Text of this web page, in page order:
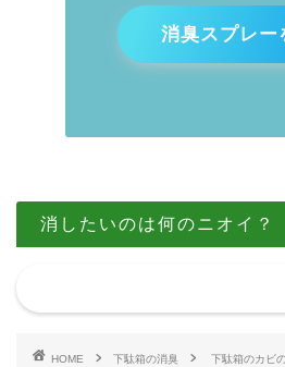
消臭スプレー
消したいのは何のニオイ？
HOME 下駄箱の消臭 下駄箱のカビ